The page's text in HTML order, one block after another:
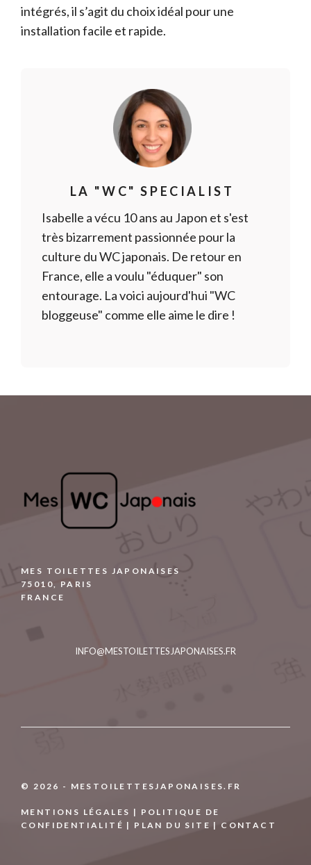
intégrés, il s’agit du choix idéal pour une
installation facile et rapide.
LA "WC" SPECIALIST
Isabelle a vécu 10 ans au Japon et s'est
très bizarrement passionnée pour la
culture du WC japonais. De retour en
France, elle a voulu "éduquer" son
entourage. La voici aujourd'hui "WC
bloggeuse" comme elle aime le dire !
MES TOILETTES JAPONAISES
75010, PARIS
FRANCE
INFO@MESTOILETTESJAPONAISES.FR
© 2026 - MESTOILETTESJAPONAISES.FR
MENTIONS LÉGALES | POLITIQUE DE
CONFIDENTIALITÉ | PLAN DU SITE | CONTACT